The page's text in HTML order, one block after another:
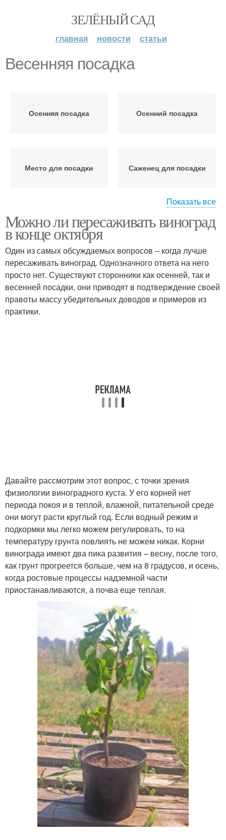
ЗЕЛЁНЫЙ САД
главная новости статьи
Весенняя посадка
Осенняя посадка Осенний посадка
Место для посадки Саженец для посадки
Растение для посадки Груши при посадке
Весенний посадка Почвы для посадки
Посадки в теплицах Ремонтантная посадка
Показать все
Можно ли пересаживать виноград
в конце октября
Один из самых обсуждаемых вопросов – когда лучше
пересаживать виноград. Однозначного ответа на него
просто нет. Существуют сторонники как осенней, так и
весенней посадки, они приводят в подтверждение своей
правоты массу убедительных доводов и примеров из
практики.
Давайте рассмотрим этот вопрос, с точки зрения
физиологии виноградного куста. У его корней нет
периода покоя и в теплой, влажной, питательной среде
они могут расти круглый год. Если водный режим и
подкормки мы легко можем регулировать, то на
температуру грунта повлиять не можем никак. Корни
винограда имеют два пика развития – весну, после того,
как грунт прогреется больше, чем на 8 градусов, и осень,
когда ростовые процессы надземной части
приостанавливаются, а почва еще теплая.